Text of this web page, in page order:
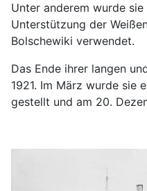
Unter anderem wurde
Unterstützung der
Bolschewiki verwendet.
Das Ende ihrer langen
1921. Im März wurde sie
gestellt und am 20.